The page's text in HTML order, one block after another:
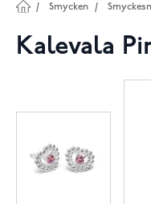
/ Smycken /
Kalevala